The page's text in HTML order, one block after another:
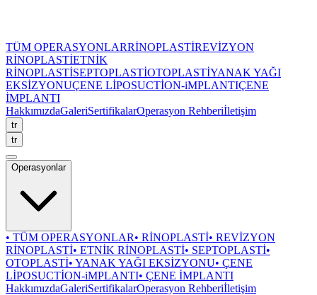
TÜM OPERASYONLARRİNOPLASTİREVİZYON
RİNOPLASTİETNİK
RİNOPLASTİSEPTOPLASTİOTOPLASTİYANAK YAĞI
EKSİZYONUÇENE LİPOSUCTİON-iMPLANTIÇENE
İMPLANTI
HakkımızdaGaleriSertifikalarOperasyon Rehberiİletişim
tr
tr
Operasyonlar
• TÜM OPERASYONLAR• RİNOPLASTİ• REVİZYON
RİNOPLASTİ• ETNİK RİNOPLASTİ• SEPTOPLASTİ•
OTOPLASTİ• YANAK YAĞI EKSİZYONU• ÇENE
LİPOSUCTİON-iMPLANTI• ÇENE İMPLANTI
HakkımızdaGaleriSertifikalarOperasyon Rehberiİletişim